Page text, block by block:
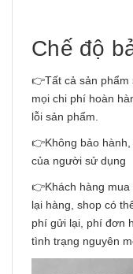
Chế độ
👉Tất cả sản phẩm
mọi chi phí hoàn
lỗi sản phẩm.
👉Không bảo
của người sử dụng
👉Khách hàng
lại hàng, shop có
phí gửi lại, phí đơn
tình trạng nguyên